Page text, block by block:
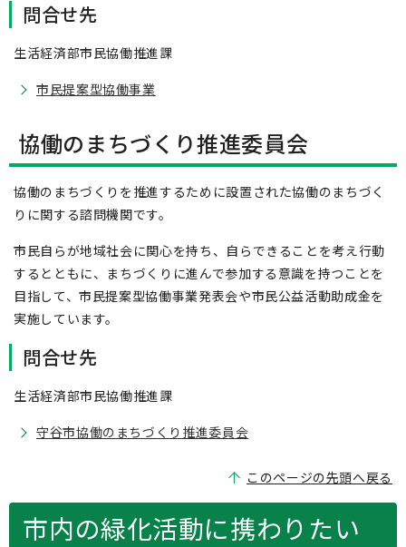
問合せ先
生活経済部市民協働推進課
市民提案型協働事業
協働のまちづくり推進委員会
協働のまちづくりを推進するために設置された協働のまちづく
りに関する諮問機関です。
市民自らが地域社会に関心を持ち、自らできることを考え行動
するとともに、まちづくりに進んで参加する意識を持つことを
目指して、市民提案型協働事業発表会や市民公益活動助成金を
実施しています。
問合せ先
生活経済部市民協働推進課
守谷市協働のまちづくり推進委員会
このページの先頭へ戻る
市内の緑化活動に携わりたい